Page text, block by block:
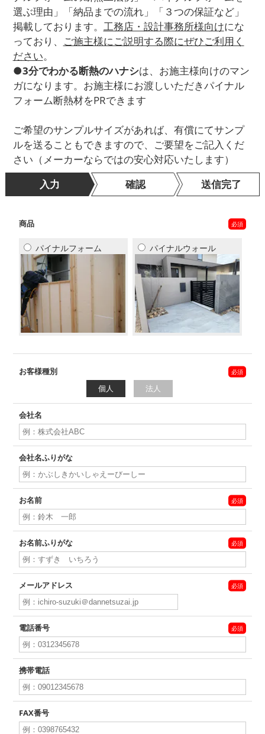
選ぶ理由」「納品までの流れ」「３つの保証など」
掲載しております。 工務店・設計事務所様向けにな
っており、
ご施主様にご説明する際にぜひご利用く
ださい。
●3分でわかる断熱のハナシは、お施主様向けのマン
ガになります。お施主様にお渡しいただきパイナル
フォーム断熱材をPRできます
ご希望のサンプルサイズがあれば、有償にてサンプ
ルを送ることもできますので、ご要望をご記入くだ
さい（メーカーならではの安心対応いたします）
入力
確認 送信完了
商品
パイナルフォーム パイナルウォール
お客様種別
個人
法人
会社名
会社名ふりがな
お名前
お名前ふりがな
メールアドレス
電話番号
携帯電話
FAX番号